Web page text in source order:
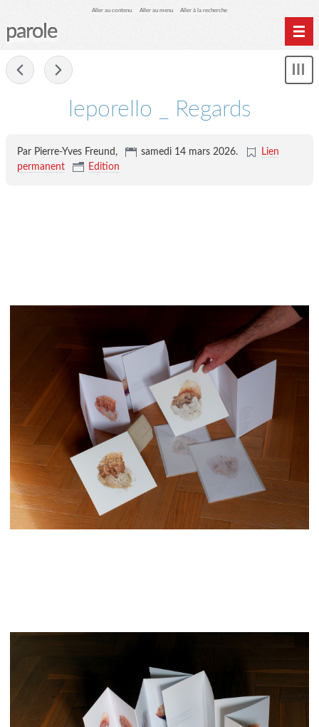
Aller au contenu Aller au menu Aller à la recherche
parole
leporello _ Regards
Par Pierre-Yves Freund, samedi 14 mars 2026.
Lien
permanent
Edition